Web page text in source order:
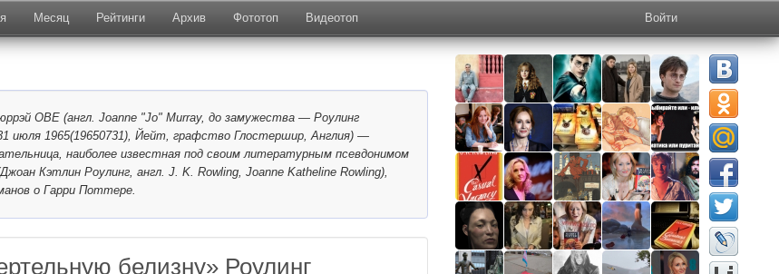
Месяц Рейтинги Архив Фототоп Видеотоп Войти
OBE (англ. Joanne "Jo" Murray, до замужества — Роулинг
июля 1965(19650731), Йейт, графство Глостершир, Англия) —
наиболее известная под своим литературным псевдонимом
Кэтлин Роулинг, англ. J. K. Rowling, Joanne Katheline Rowling),
о Гарри Поттере.
белизну» Роулинг